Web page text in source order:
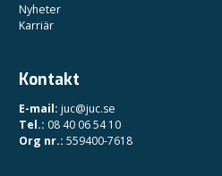
Nyheter
Karriär
Kontakt
E-mail: juc@juc.se
Tel.: 08 40 06 54 10
Org nr.: 559400-7618